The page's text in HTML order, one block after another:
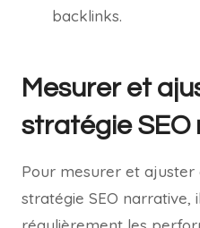
backlinks.
Mesurer et
stratégie SEO
Pour mesurer et
stratégie SEO narrative,